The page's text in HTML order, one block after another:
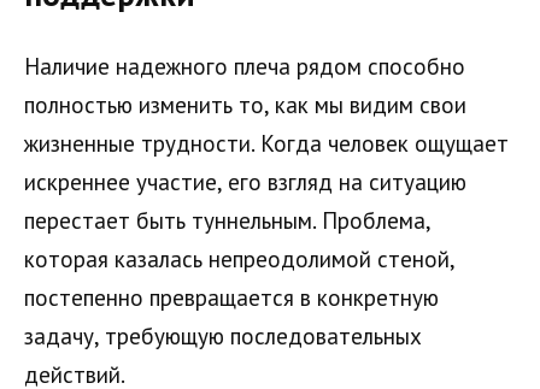
Наличие надежного плеча рядом способно
полностью изменить то, как мы видим свои
жизненные трудности. Когда человек ощущает
искреннее участие, его взгляд на ситуацию
перестает быть туннельным. Проблема,
которая казалась непреодолимой стеной,
постепенно превращается в конкретную
задачу, требующую последовательных
действий.